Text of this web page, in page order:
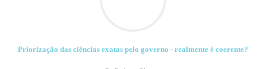
Priorização das ciências exatas pelo governo - realmente é coerente?